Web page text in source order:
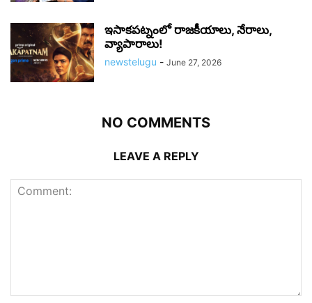
ఇసాకపట్నంలో రాజ‌కీయాలు, నేరాలు,
వ్యాపారాలు!
newstelugu - June 27, 2026
NO COMMENTS
LEAVE A REPLY